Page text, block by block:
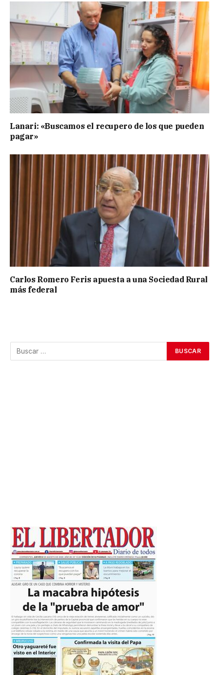
Lanari: «Buscamos el recupero de los que pueden
pagar»
Carlos Romero Feris apuesta a una Sociedad Rural
más federal